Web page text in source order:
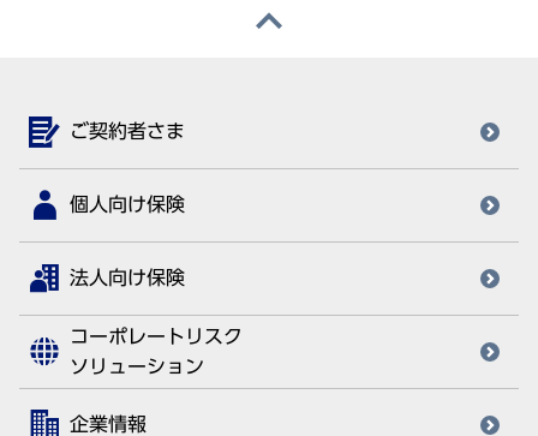
ご契約者さま
個人向け保険
法人向け保険
コーポレートリスク
ソリューション
企業情報